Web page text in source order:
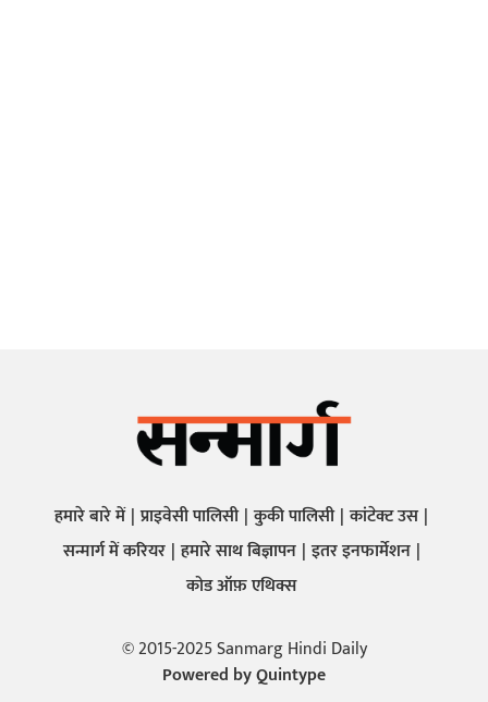
हमारे बारे में प्राइवेसी पालिसी कुकी पालिसी कांटेक्ट उस
सन्मार्ग में करियर हमारे साथ बिज्ञापन इतर इनफार्मेशन
कोड ऑफ़ एथिक्स
© 2015-2025 Sanmarg Hindi Daily
Powered byQuintype